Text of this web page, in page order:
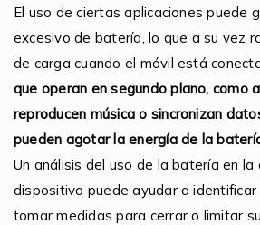
El uso de ciertas aplicaciones puede
excesivo de batería, lo que a su vez
de carga cuando el móvil está
que operan en segundo plano, como
reproducen música o sincronizan
pueden agotar la energía de la
Un análisis del uso de la batería en la
dispositivo puede ayudar a
tomar medidas para cerrar o limitar